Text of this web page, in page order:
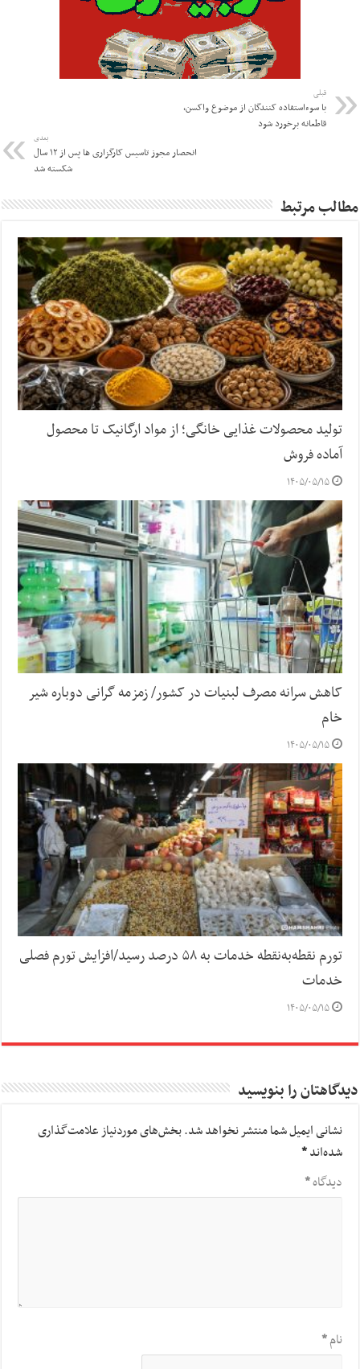
قبلی
با سوءاستفاده کنندگان از موضوع واکسن،
قاطعانه برخورد شود
بعدی
انحصار مجوز تاسیس کارگزاری ها پس از ۱۲ سال
شکسته شد
مطالب مرتبط
تولید محصولات غذایی خانگی؛ از مواد ارگانیک تا محصول
آماده فروش
۱۴۰۵/۰۵/۱۵
کاهش سرانه مصرف لبنیات در کشور/ زمزمه گرانی دوباره شیر
خام
۱۴۰۵/۰۵/۱۵
تورم نقطه‌به‌نقطه خدمات به ۵۸ درصد رسید/افزایش تورم فصلی
خدمات
۱۴۰۵/۰۵/۱۵
دیدگاهتان را بنویسید
نشانی ایمیل شما منتشر نخواهد شد.بخش‌های موردنیاز علامت‌گذاری
شده‌اند*
دیدگاه*
نام*